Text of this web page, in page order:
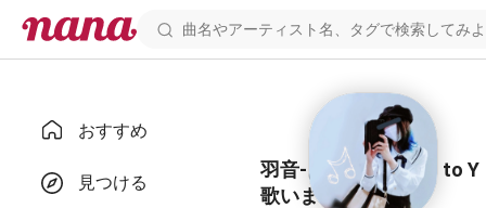
おすすめ
見つける
羽音-はおと- from Y to Y
歌いました